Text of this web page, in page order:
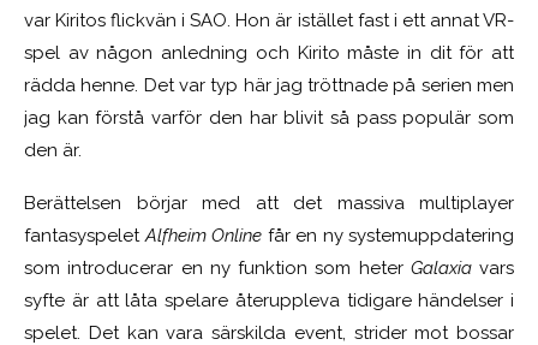
var Kiritos flickvän i SAO. Hon är istället fast i ett annat VR-
spel av någon anledning och Kirito måste in dit för att
rädda henne. Det var typ här jag tröttnade på serien men
jag kan förstå varför den har blivit så pass populär som
den är.
Berättelsen börjar med att det massiva multiplayer
fantasyspeletAlfheim Online får en ny systemuppdatering
som introducerar en ny funktion som heter Galaxiavars
syfte är att låta spelare återuppleva tidigare händelser i
spelet. Det kan vara särskilda event, strider mot bossar